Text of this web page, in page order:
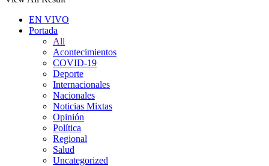
EN VIVO
Portada
All
Acontecimientos
COVID-19
Deporte
Internacionales
Nacionales
Noticias Mixtas
Opinión
Política
Regional
Salud
Uncategorized